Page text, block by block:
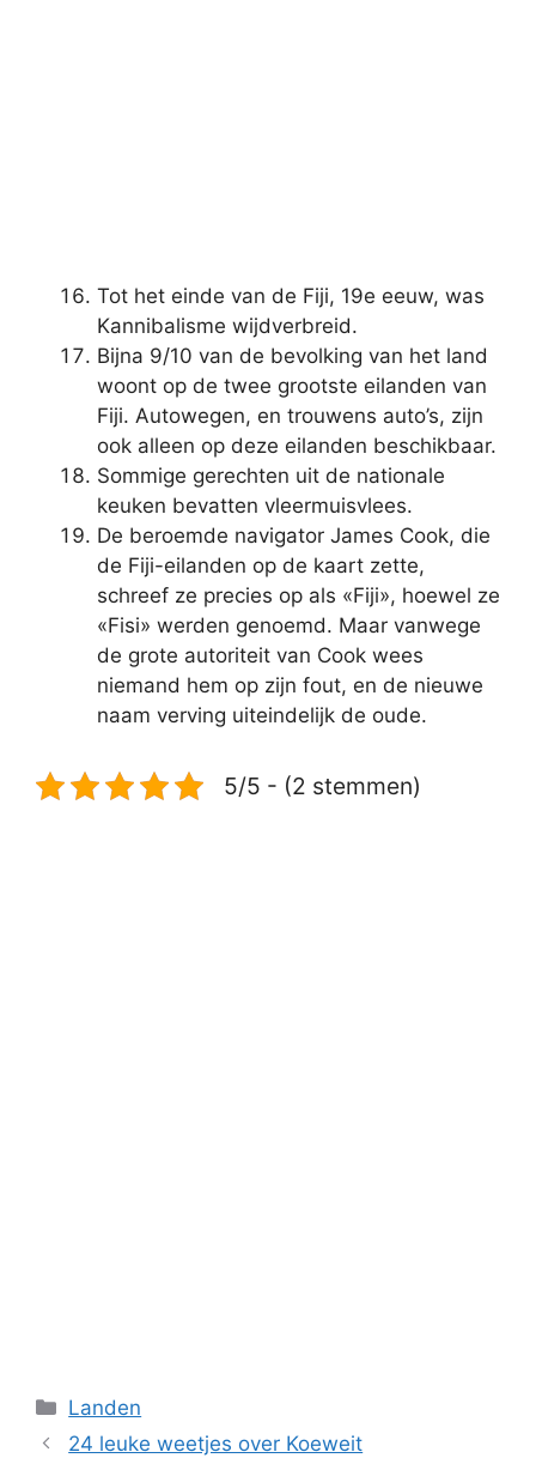
Tot het einde van de Fiji, 19e eeuw, was
Kannibalisme wijdverbreid.
Bijna 9/10 van de bevolking van het land
woont op de twee grootste eilanden van
Fiji. Autowegen, en trouwens auto’s, zijn
ook alleen op deze eilanden beschikbaar.
Sommige gerechten uit de nationale
keuken bevatten vleermuisvlees.
De beroemde navigator James Cook, die
de Fiji-eilanden op de kaart zette,
schreef ze precies op als «Fiji», hoewel ze
«Fisi» werden genoemd. Maar vanwege
de grote autoriteit van Cook wees
niemand hem op zijn fout, en de nieuwe
naam verving uiteindelijk de oude.
5/5 - (2 stemmen)
Categorieën
Landen
24 leuke weetjes over Koeweit